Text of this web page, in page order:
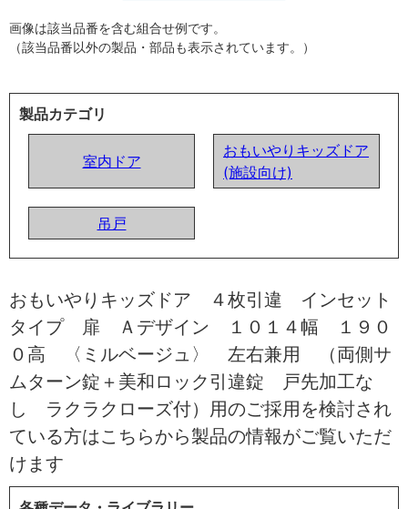
画像は該当品番を含む組合せ例です。
（該当品番以外の製品・部品も表示されています。）
製品カテゴリ
室内ドア
おもいやりキッズドア
(施設向け)
吊戸
おもいやりキッズドア ４枚引違 インセット
タイプ 扉 Ａデザイン １０１４幅 １９０
０高 〈ミルベージュ〉 左右兼用 （両側サ
ムターン錠＋美和ロック引違錠 戸先加工な
し ラクラクローズ付）用のご採用を検討され
ている方はこちらから製品の情報がご覧いただ
けます